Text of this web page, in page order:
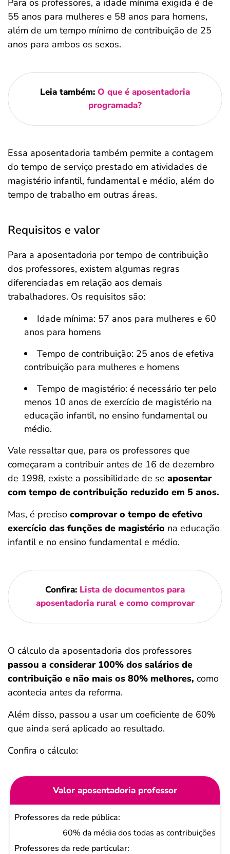
Para os professores, a idade mínima exigida é de
55 anos para mulheres e 58 anos para homens,
além de um tempo mínimo de contribuição de 25
anos para ambos os sexos.
Leia também: O que é aposentadoria
programada?
Essa aposentadoria também permite a contagem
do tempo de serviço prestado em atividades de
magistério infantil, fundamental e médio, além do
tempo de trabalho em outras áreas.
Requisitos e valor
Para a aposentadoria por tempo de contribuição
dos professores, existem algumas regras
diferenciadas em relação aos demais
trabalhadores. Os requisitos são:
Idade mínima: 57 anos para mulheres e 60
anos para homens
Tempo de contribuição: 25 anos de efetiva
contribuição para mulheres e homens
Tempo de magistério: é necessário ter pelo
menos 10 anos de exercício de magistério na
educação infantil, no ensino fundamental ou
médio.
Vale ressaltar que, para os professores que
começaram a contribuir antes de 16 de dezembro
de 1998, existe a possibilidade de se aposentar
com tempo de contribuição reduzido em 5 anos.
Mas, é preciso comprovar o tempo de efetivo
exercício das funções de magistério na educação
infantil e no ensino fundamental e médio.
Confira: Lista de documentos para
aposentadoria rural e como comprovar
O cálculo da aposentadoria dos professores
passou a considerar 100% dos salários de
contribuição e não mais os 80% melhores, como
acontecia antes da reforma.
Além disso, passou a usar um coeficiente de 60%
que ainda será aplicado ao resultado.
Confira o cálculo:
Valor aposentadoria professor
Professores
pública
60% da média dos todas as contribuições